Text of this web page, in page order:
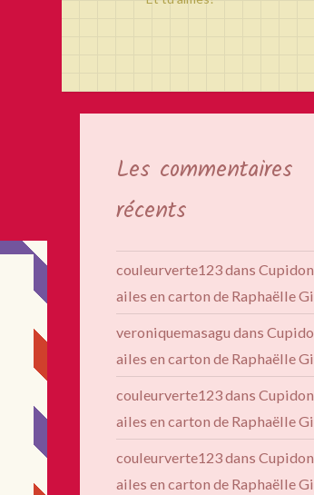
Les commentaires
récents
couleurverte123dans
ailes en carton de Raphaëlle
veroniquemasagu dans
ailes en carton de Raphaëlle
couleurverte123dans
ailes en carton de Raphaëlle
couleurverte123dans
ailes en carton de Raphaëlle